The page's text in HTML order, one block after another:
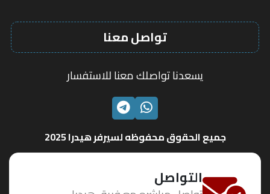
تواصل معنا
يسعدنا تواصلك معنا للاستفسار
الواتسابتليجرام
جميع الحقوق محفوظه لسيرفر هيدرا 2025
التواصل